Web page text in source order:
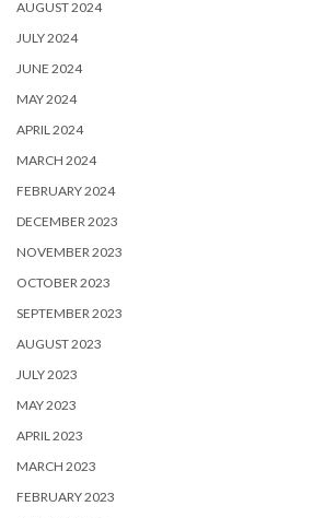
AUGUST 2024
JULY 2024
JUNE 2024
MAY 2024
APRIL 2024
MARCH 2024
FEBRUARY 2024
DECEMBER 2023
NOVEMBER 2023
OCTOBER 2023
SEPTEMBER 2023
AUGUST 2023
JULY 2023
MAY 2023
APRIL 2023
MARCH 2023
FEBRUARY 2023